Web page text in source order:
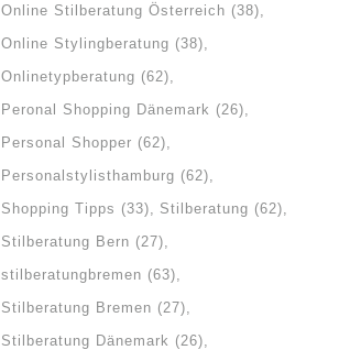
Online Stilberatung Österreich (38)
Online Stylingberatung (38)
Onlinetypberatung (62)
Peronal Shopping Dänemark (26)
Personal Shopper (62)
Personalstylisthamburg (62)
Shopping Tipps (33) Stilberatung (62)
Stilberatung Bern (27)
stilberatungbremen (63)
Stilberatung Bremen (27)
Stilberatung Dänemark (26)